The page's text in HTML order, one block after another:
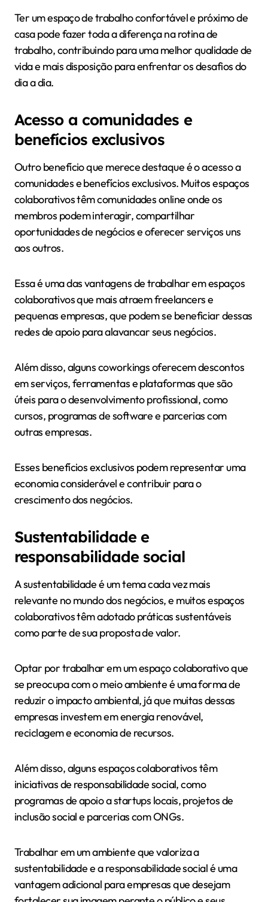
Ter um espaço de trabalho confortável e próximo de
casa pode fazer toda a diferença na rotina de
trabalho, contribuindo para uma melhor qualidade de
vida e mais disposição para enfrentar os desafios do
dia a dia.
Acesso a comunidades e
benefícios exclusivos
Outro benefício que merece destaque é o acesso a
comunidades e benefícios exclusivos. Muitos espaços
colaborativos têm comunidades online onde os
membros podem interagir, compartilhar
oportunidades de negócios e oferecer serviços uns
aos outros.
Essa é uma das vantagens de trabalhar em espaços
colaborativos que mais atraem freelancers e
pequenas empresas, que podem se beneficiar dessas
redes de apoio para alavancar seus negócios.
Além disso, alguns coworkings oferecem descontos
em serviços, ferramentas e plataformas que são
úteis para o desenvolvimento profissional, como
cursos, programas de software e parcerias com
outras empresas.
Esses benefícios exclusivos podem representar uma
economia considerável e contribuir para o
crescimento dos negócios.
Sustentabilidade e
responsabilidade social
A sustentabilidade é um tema cada vez mais
relevante no mundo dos negócios, e muitos espaços
colaborativos têm adotado práticas sustentáveis
como parte de sua proposta de valor.
Optar por trabalhar em um espaço colaborativo que
se preocupa com o meio ambiente é uma forma de
reduzir o impacto ambiental, já que muitas dessas
empresas investem em energia renovável,
reciclagem e economia de recursos.
Além disso, alguns espaços colaborativos têm
iniciativas de responsabilidade social, como
programas de apoio a startups locais, projetos de
inclusão social e parcerias com ONGs.
Trabalhar em um ambiente que valoriza a
sustentabilidade e a responsabilidade social é uma
vantagem adicional para empresas que desejam